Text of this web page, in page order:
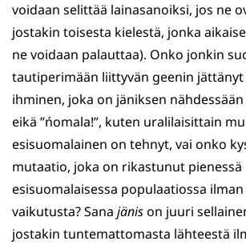
voidaan selittää lainasanoiksi, jos ne
jostakin toisesta kielestä, jonka
ne voidaan palauttaa). Onko jonkin
tautiperimään liittyvän geenin jättänyt
ihminen, joka on jäniksen nähdessään
eikä ”ńomala!”, kuten uralilaisittain
esisuomalainen on tehnyt, vai onko
mutaatio, joka on rikastunut pienessä
esisuomalaisessa populaatiossa
vaikutusta? Sana jänison juuri
jostakin tuntemattomasta lähteestä